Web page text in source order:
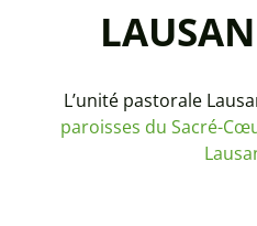
L’unité pastorale
paroisses du Sacré-